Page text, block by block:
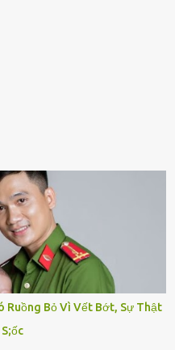
Ruồng Bỏ Vì Vết Bớt, Sự Thật